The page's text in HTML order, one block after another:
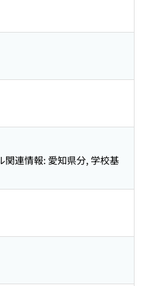
連情報: 愛知県分, 学校基